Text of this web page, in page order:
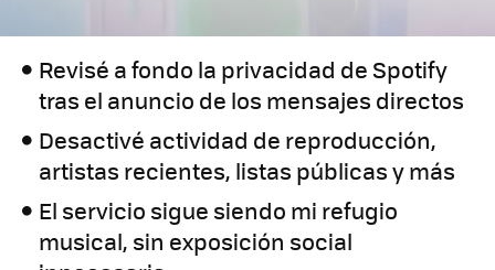
Revisé a fondo la privacidad de Spotify
tras el anuncio de los mensajes directos
Desactivé actividad de reproducción,
artistas recientes, listas públicas y más
El servicio sigue siendo mi refugio
musical, sin exposición social